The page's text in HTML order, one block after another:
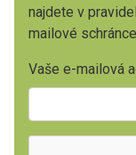
najdete v
mailové
Vaše e-mailová